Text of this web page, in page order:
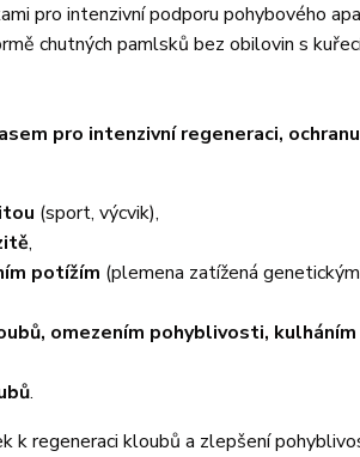
pro intenzivní podporu pohybového
chutných pamlsků bez obilovin s
pro intenzivní regeneraci,
(sport, výcvik),
,
potížím (plemena zatížená
omezením pohyblivosti,
.
k regeneraci kloubů a zlepšení